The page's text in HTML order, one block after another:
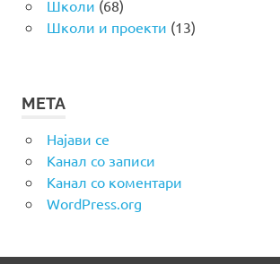
Школи (68)
Школи и проекти (13)
МЕТА
Најави се
Канал со записи
Канал со коментари
WordPress.org